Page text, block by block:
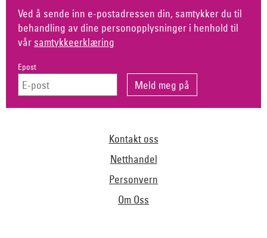
Ved å sende inn e-postadressen din, samtykker du til
behandling av dine personopplysninger i henhold til
vår samtykkeerklæring
Epost
Kontakt oss
Netthandel
Personvern
Om Oss